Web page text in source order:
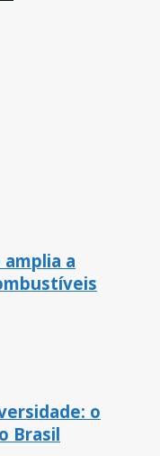
amplia a
o
Brasil